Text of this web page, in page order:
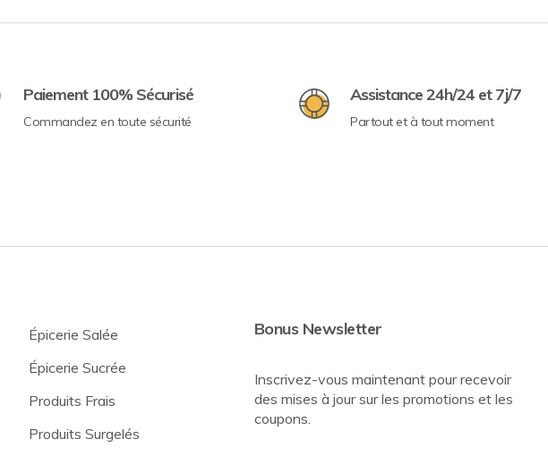
Paiement 100% Sécurisé
Commandez en toute sécurité
Assistance 24h/24 et 7j/7
Partout et à tout moment
Épicerie Salée
Épicerie Sucrée
Produits Frais
Produits Surgelés
Bonus Newsletter
Inscrivez-vous maintenant pour recevoir
des mises à jour sur les promotions et les
coupons.